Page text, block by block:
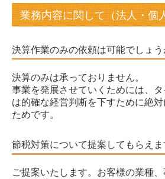
業務内容に関して（法人・個
決算作業のみの依頼は可能でしょう
決算のみは承っておりません。
事業を発展させていくためには、
は的確な経営判断を下すために絶
ためです。
節税対策について提案してもらえま
ご提案いたします。お客様の業種